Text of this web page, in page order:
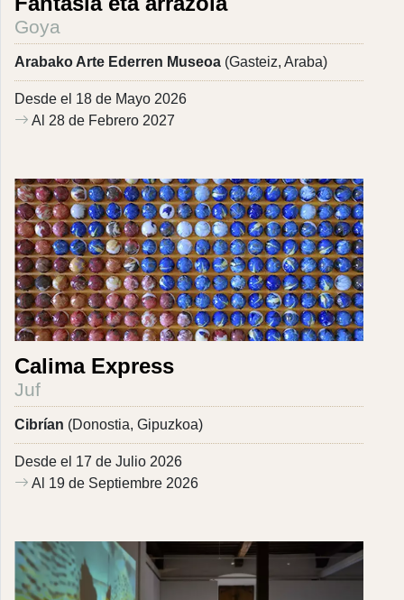
Goya
Arabako Arte Ederren Museoa (Gasteiz, Araba)
Desde el 18 de Mayo 2026
Al 28 de Febrero 2027
Calima Express
Juf
Cibrían (Donostia, Gipuzkoa)
Desde el 17 de Julio 2026
Al 19 de Septiembre 2026